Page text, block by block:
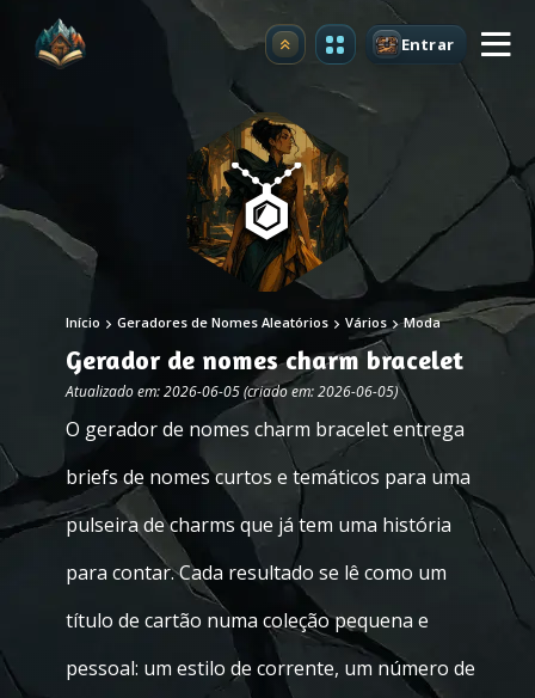
Atualizar Entrar
Início Geradores de Nomes Aleatórios Vários Moda
Gerador de nomes charm bracelet
Atualizado em: 2026-06-05 (criado em: 2026-06-05)
O gerador de nomes charm bracelet entrega
briefs de nomes curtos e temáticos para uma
pulseira de charms que já tem uma história
para contar. Cada resultado se lê como um
título de cartão numa coleção pequena e
pessoal: um estilo de corrente, um número de